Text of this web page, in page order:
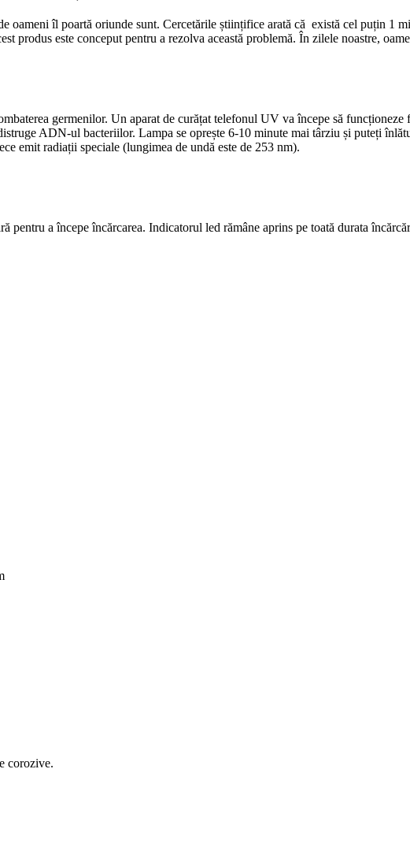
oameni îl poartă oriunde sunt. Cercetările științifice arată că există cel puțin 1
produs este conceput pentru a rezolva această problemă. În zilele noastre,
germenilor. Un aparat de curățat telefonul UV va începe să
ADN-ul bacteriilor. Lampa se oprește 6-10 minute mai târziu și puteți
emit radiații speciale (lungimea de undă este de 253 nm).
pentru a începe încărcarea. Indicatorul led rămâne aprins pe toată durata
corozive.